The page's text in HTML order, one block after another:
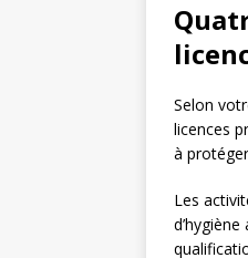
Selon
licences
à
Les